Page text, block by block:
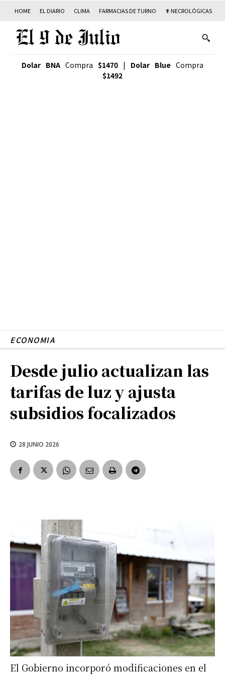
HOME EL DIARIO CLIMA FARMACIAS DE TURNO ✟ NECROLÓGICAS
Dolar BNA Compra $1470 | Dolar Blue Compra
$1492
ECONOMIA
Desde julio actualizan las
tarifas de luz y ajusta
subsidios focalizados
28 JUNIO 2026
El Gobierno incorporó modificaciones en el